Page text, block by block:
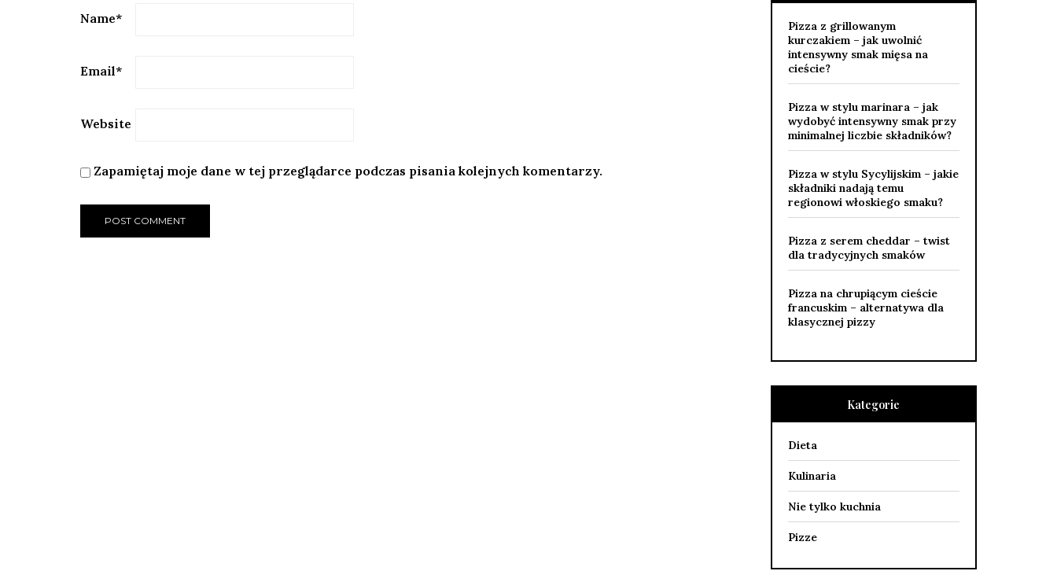
Name*
Email*
Website
Zapamiętaj moje dane w tej przeglądarce podczas pisania kolejnych komentarzy.
Pizza z grillowanym
kurczakiem – jak uwolnić
intensywny smak mięsa na
cieście?
Pizza w stylu marinara – jak
wydobyć intensywny smak przy
minimalnej liczbie składników?
Pizza w stylu Sycylijskim – jakie
składniki nadają temu
regionowi włoskiego smaku?
Pizza z serem cheddar – twist
dla tradycyjnych smaków
Pizza na chrupiącym cieście
francuskim – alternatywa dla
klasycznej pizzy
Kategorie
Dieta
Kulinaria
Nie tylko kuchnia
Pizze